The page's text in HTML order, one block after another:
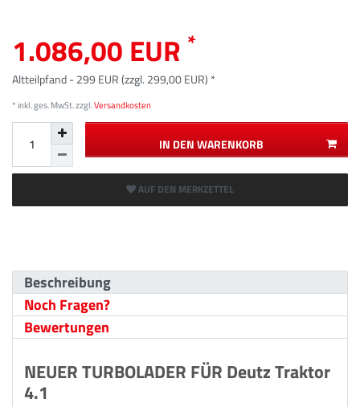
1.086,00 EUR *
Altteilpfand - 299 EUR (zzgl. 299,00 EUR) *
* inkl. ges. MwSt. zzgl.Versandkosten
IN DEN WARENKORB
AUF DEN MERKZETTEL
Beschreibung
Noch Fragen?
Bewertungen
NEUER TURBOLADER FÜR Deutz Traktor
4.1